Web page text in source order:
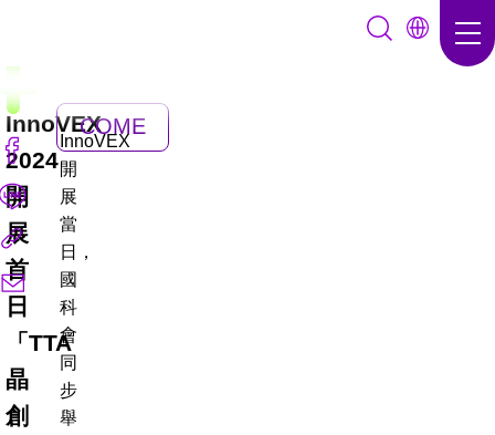
InnoVEX
2024
開
展
首
日
「TTA
晶
創
InnoVEX
開
展
當
日，
國
科
會
同
步
舉
COME
BACK